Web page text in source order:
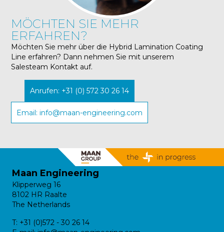
MÖCHTEN SIE MEHR
ERFAHREN?
Möchten Sie mehr über die Hybrid Lamination Coating
Line erfahren? Dann nehmen Sie mit unserem
Salesteam Kontakt auf.
Anrufen: +31 (0) 572 30 26 14
Email: info@maan-engineering.com
Maan Engineering
Klipperweg 16
8102 HR Raalte
The Netherlands
T: +31 (0)572 - 30 26 14